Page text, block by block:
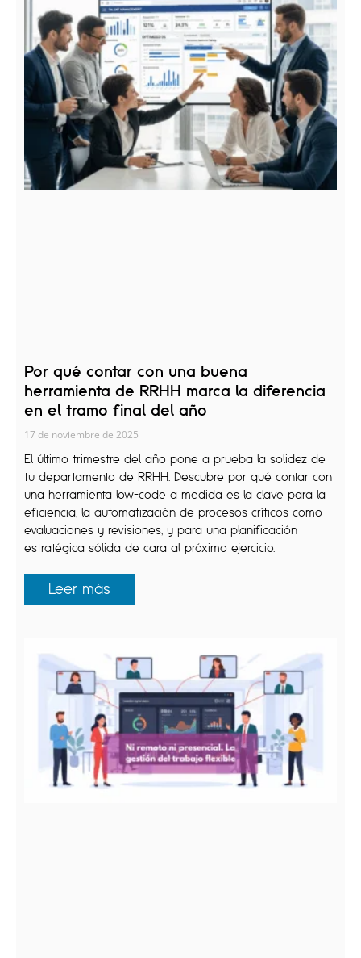
Por qué contar con una buena
herramienta de RRHH marca la diferencia
en el tramo final del año
17 de noviembre de 2025
El último trimestre del año pone a prueba la solidez de
tu departamento de RRHH. Descubre por qué contar con
una herramienta low-code a medida es la clave para la
eficiencia, la automatización de procesos críticos como
evaluaciones y revisiones, y para una planificación
estratégica sólida de cara al próximo ejercicio.
Leer más